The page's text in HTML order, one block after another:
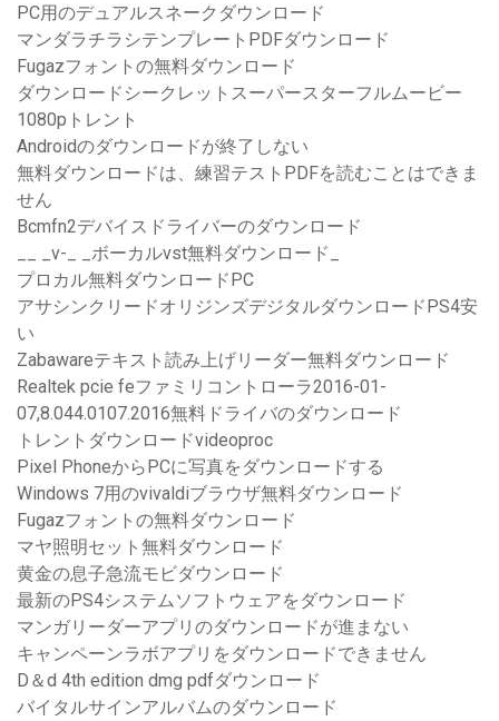
PC用のデュアルスネークダウンロード
マンダラチラシテンプレートPDFダウンロード
Fugazフォントの無料ダウンロード
ダウンロードシークレットスーパースターフルムービー
1080pトレント
Androidのダウンロードが終了しない
無料ダウンロードは、練習テストPDFを読むことはできま
せん
Bcmfn2デバイスドライバーのダウンロード
__ _v-_ _ボーカルvst無料ダウンロード_
プロカル無料ダウンロードPC
アサシンクリードオリジンズデジタルダウンロードPS4安
い
Zabawareテキスト読み上げリーダー無料ダウンロード
Realtek pcie feファミリコントローラ2016-01-
07,8.044.0107.2016無料ドライバのダウンロード
トレントダウンロードvideoproc
Pixel PhoneからPCに写真をダウンロードする
Windows 7用のvivaldiブラウザ無料ダウンロード
Fugazフォントの無料ダウンロード
マヤ照明セット無料ダウンロード
黄金の息子急流モビダウンロード
最新のPS4システムソフトウェアをダウンロード
マンガリーダーアプリのダウンロードが進まない
キャンペーンラボアプリをダウンロードできません
D＆d 4th edition dmg pdfダウンロード
バイタルサインアルバムのダウンロード